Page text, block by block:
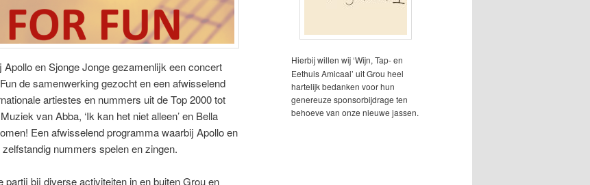
en Sjonge Jonge gezamenlijk een concert
de samenwerking gezocht en een afwisselend
artiestes en nummers uit de Top 2000 tot
van Abba, ‘Ik kan het niet alleen’ en Bella
Een afwisselend programma waarbij Apollo en
nummers spelen en zingen.
partij bij diverse activiteiten in en buiten Grou en
Hierbij willen wij ‘Wijn, Tap- en
Eethuis Amicaal’ uit Grou heel
hartelijk bedanken voor hun
genereuze sponsorbijdrage ten
behoeve van onze nieuwe jassen.